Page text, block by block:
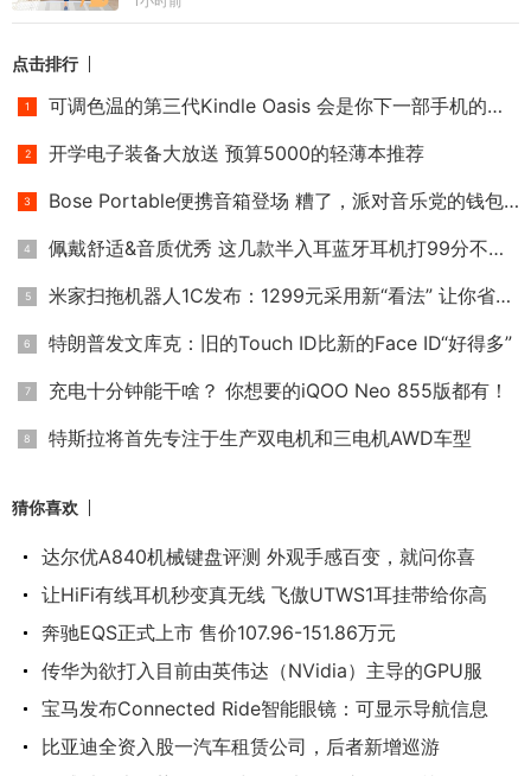
点击排行
可调色温的第三代Kindle Oasis 会是你下一部手机的选择吗？
开学电子装备大放送 预算5000的轻薄本推荐
Bose Portable便携音箱登场 糟了，派对音乐党的钱包不保！
佩戴舒适&音质优秀 这几款半入耳蓝牙耳机打99分不过分！
米家扫拖机器人1C发布：1299元采用新“看法” 让你省时省力又省
特朗普发文库克：旧的Touch ID比新的Face ID“好得多”
充电十分钟能干啥？ 你想要的iQOO Neo 855版都有！
特斯拉将首先专注于生产双电机和三电机AWD车型
猜你喜欢
达尔优A840机械键盘评测 外观手感百变，就问你喜
让HiFi有线耳机秒变真无线 飞傲UTWS1耳挂带给你高
奔驰EQS正式上市 售价107.96-151.86万元
传华为欲打入目前由英伟达（NVidia）主导的GPU服
宝马发布Connected Ride智能眼镜：可显示导航信息
比亚迪全资入股一汽车租赁公司，后者新增巡游